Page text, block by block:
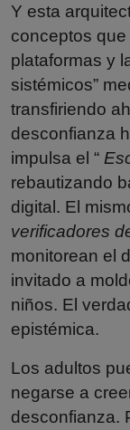
Y esta
conceptos
plataformas y
sistémicos”
transfiriendo
desconfianza
impulsa el “
rebautizando
digital. El
verificadores
monitorean el
invitado a
niños. El
epistémica.
Los adultos
negarse a
desconfianza.